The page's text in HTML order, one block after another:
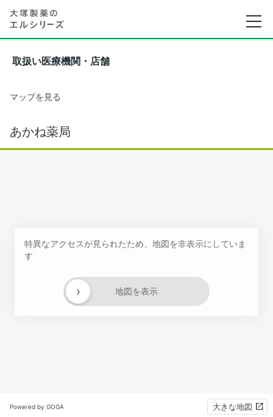
取扱い医療機関・店舗
マップを見る
あかね薬局
特異なアクセスが見られたため、地図を非表示にしていま
す
地図を表示
›
Powered by GOGA 大きな地図